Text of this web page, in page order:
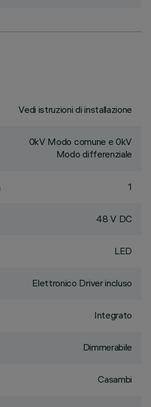
Vedi istruzioni di installazione
0kV Modo comune e 0kV
Modo differenziale
1
48 V DC
LED
Elettronico Driver incluso
Integrato
Dimmerabile
Casambi